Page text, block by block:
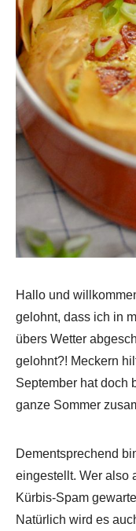
Hallo und
gelohnt, dass ich in
übers Wetter
gelohnt?! Meckern
September hat doch
ganze Sommer
Dementsprechend
eingestellt. Wer also
Kürbis-Spam
Natürlich wird es